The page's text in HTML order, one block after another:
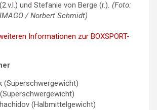
und Stefanie von Berge (r.). (Foto:
IMAGO / Norbert Schmidt)
Informationen zur BOXSPORT-
(Superschwergewicht)
(Halbmittelgewicht)